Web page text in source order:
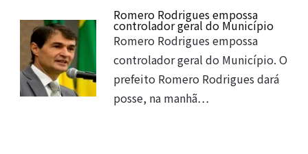
Romero Rodrigues empossa
controlador geral do Município
Romero Rodrigues empossa
controlador geral do Município. O
prefeito Romero Rodrigues dará
posse, na manhã…